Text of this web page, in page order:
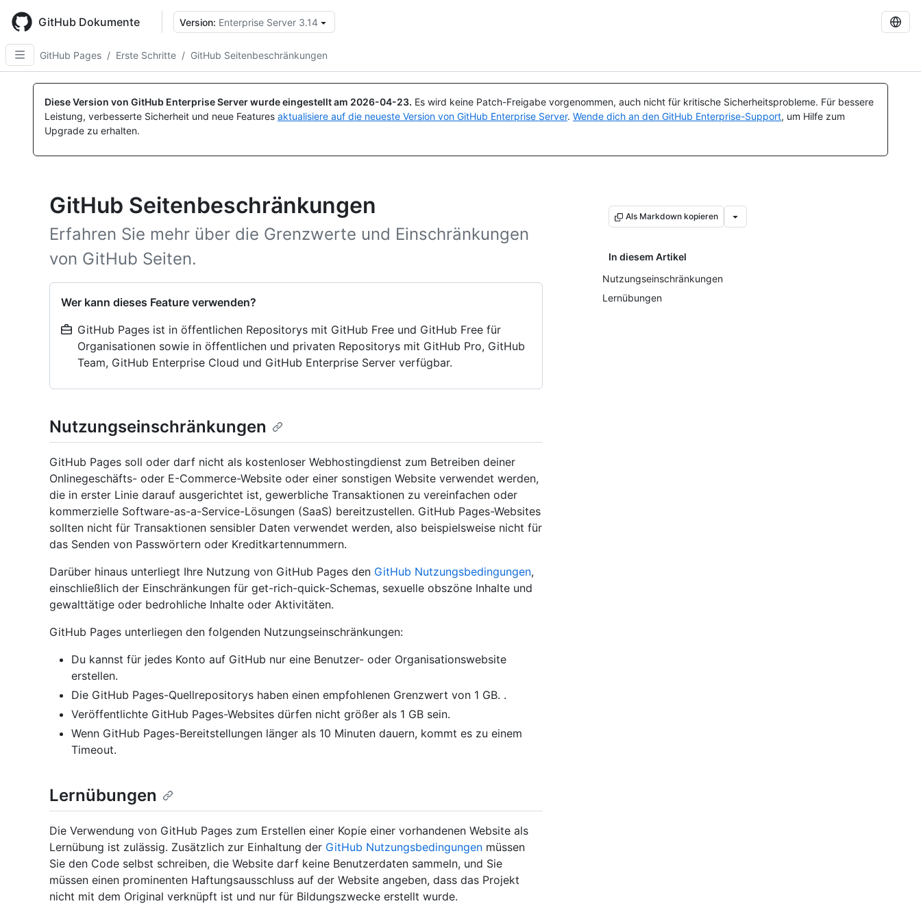
main
content
GitHub Dokumente Version: Enterprise Server 3.14
GitHub Pages / Erste Schritte / GitHub Seitenbeschränkungen
Diese Version von GitHub Enterprise Server wurde eingestellt am 2026-04-23. Es wird keine Patch-Freigabe vorgenommen, auch nicht für kritische Sicherheitsprobleme. Für bessere
Leistung, verbesserte Sicherheit und neue Features aktualisiere auf die neueste Version von GitHub Enterprise Server. Wende dich an den GitHub Enterprise-Support, um Hilfe zum
Upgrade zu erhalten.
GitHub Seitenbeschränkungen
Erfahren Sie mehr über die Grenzwerte und Einschränkungen
von GitHub Seiten.
Wer kann dieses Feature verwenden?
GitHub Pages ist in öffentlichen Repositorys mit GitHub Free und GitHub Free für
Organisationen sowie in öffentlichen und privaten Repositorys mit GitHub Pro, GitHub
Team, GitHub Enterprise Cloud und GitHub Enterprise Server verfügbar.
Als Markdown kopieren
In diesem Artikel
Nutzungseinschränkungen
Lernübungen
Nutzungseinschränkungen
GitHub Pages soll oder darf nicht als kostenloser Webhostingdienst zum Betreiben deiner
Onlinegeschäfts- oder E-Commerce-Website oder einer sonstigen Website verwendet werden,
die in erster Linie darauf ausgerichtet ist, gewerbliche Transaktionen zu vereinfachen oder
kommerzielle Software-as-a-Service-Lösungen (SaaS) bereitzustellen. GitHub Pages-Websites
sollten nicht für Transaktionen sensibler Daten verwendet werden, also beispielsweise nicht für
das Senden von Passwörtern oder Kreditkartennummern.
Darüber hinaus unterliegt Ihre Nutzung von GitHub Pages den GitHub Nutzungsbedingungen,
einschließlich der Einschränkungen für get-rich-quick-Schemas, sexuelle obszöne Inhalte und
gewalttätige oder bedrohliche Inhalte oder Aktivitäten.
GitHub Pages unterliegen den folgenden Nutzungseinschränkungen:
Du kannst für jedes Konto auf GitHub nur eine Benutzer- oder Organisationswebsite
erstellen.
Die GitHub Pages-Quellrepositorys haben einen empfohlenen Grenzwert von 1 GB. .
Veröffentlichte GitHub Pages-Websites dürfen nicht größer als 1 GB sein.
Wenn GitHub Pages-Bereitstellungen länger als 10 Minuten dauern, kommt es zu einem
Timeout.
Lernübungen
Die Verwendung von GitHub Pages zum Erstellen einer Kopie einer vorhandenen Website als
Lernübung ist zulässig. Zusätzlich zur Einhaltung der GitHub Nutzungsbedingungen müssen
Sie den Code selbst schreiben, die Website darf keine Benutzerdaten sammeln, und Sie
müssen einen prominenten Haftungsausschluss auf der Website angeben, dass das Projekt
nicht mit dem Original verknüpft ist und nur für Bildungszwecke erstellt wurde.